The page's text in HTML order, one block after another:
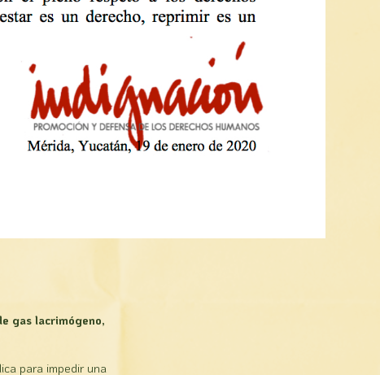
gas lacrimógeno,
para impedir una